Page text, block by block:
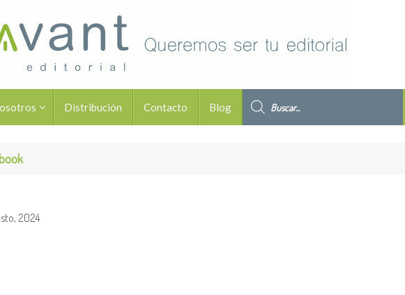
Distribución Contacto Blog
2024